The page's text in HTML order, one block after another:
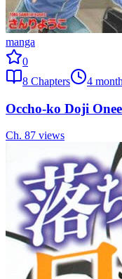
manga
0
8 Chapters 4
Occho-ko Doji
Ch. 87 views